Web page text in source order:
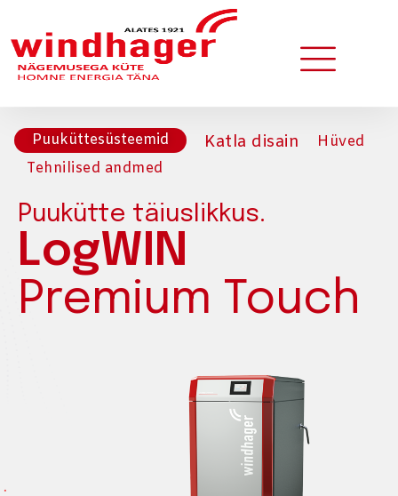
Puuküttesüsteemid Katla disain
Hüved
Tehnilised andmed
Puukütte täiuslikkus.
LogWIN
Premium Touch